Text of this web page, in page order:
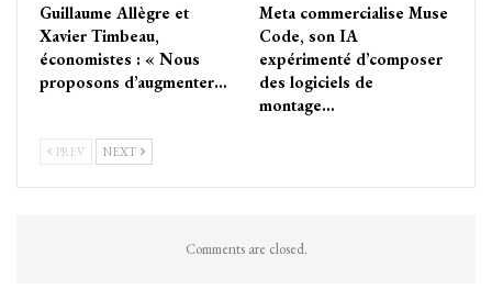
Guillaume Allègre et
Xavier Timbeau,
économistes : « Nous
proposons d’augmenter…
Meta commercialise Muse
Code, son IA
expérimenté d’composer
des logiciels de
montage…
PREV NEXT
Comments are closed.